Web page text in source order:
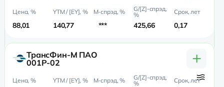
88,01 140,77 *** 425,66 0,17
ТрансФин-М ПАО
001P-02
+